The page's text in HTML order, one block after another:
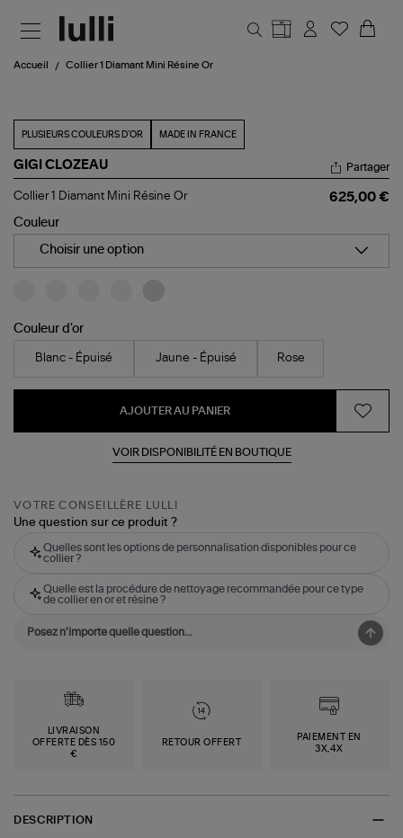
Accueil Collier 1 Diamant Mini Résine Or
PLUSIEURS COULEURS D'OR MADE IN FRANCE
GIGI CLOZEAU
Collier
Diamant
Mini
Résine
Or
Partager
Collier 1 Diamant Mini Résine Or
625,00 €
Couleur
Choisir une option
Couleur d'or
Blanc - Épuisé Jaune - Épuisé Rose
AJOUTER AU PANIER
VOIR DISPONIBILITÉ EN BOUTIQUE
VOTRE CONSEILLÈRE LULLI
Une question sur ce produit ?
Quelles sont les options de personnalisation disponibles pour ce
collier ?
Quelle est la procédure de nettoyage recommandée pour ce type
de collier en or et résine ?
LIVRAISON
OFFERTE DÈS 150
€
RETOUR OFFERT
PAIEMENT EN
3X,4X
DESCRIPTION